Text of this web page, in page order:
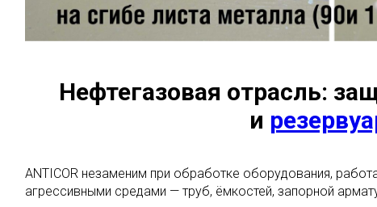
Нефтегазовая отрасль:
и
ANTICOR незаменим при обработке оборудования,
агрессивными средами — труб, ёмкостей, запорной